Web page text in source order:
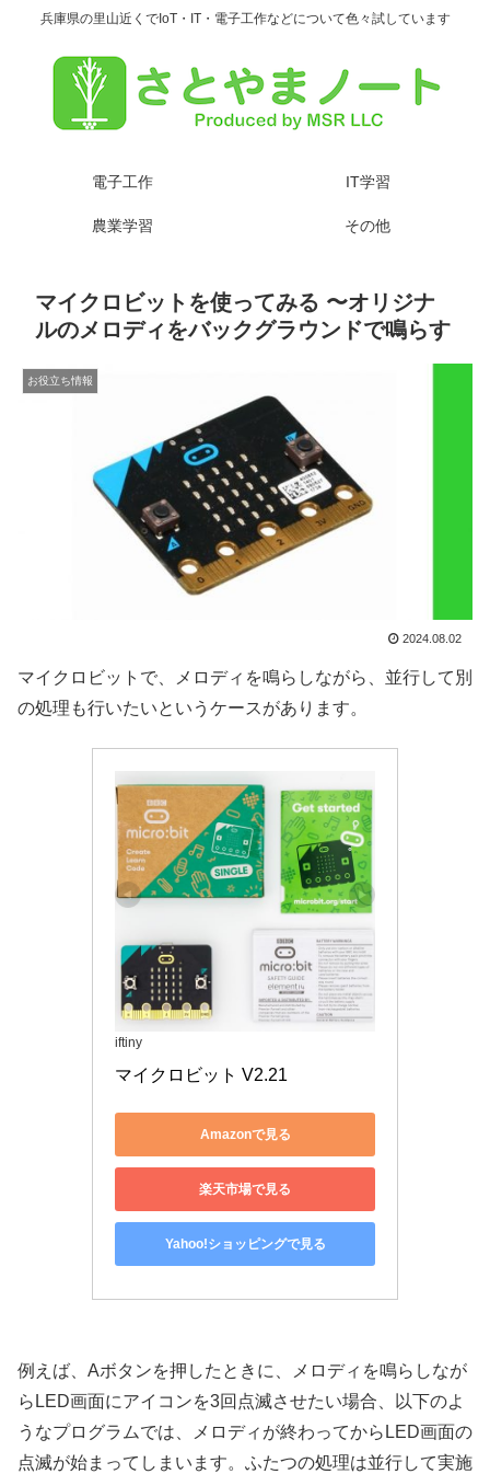
兵庫県の里山近くでIoT・IT・電子工作などについて色々試しています
電子工作 IT学習
農業学習 その他
マイクロビットを使ってみる 〜オリジナ
ルのメロディをバックグラウンドで鳴らす
お役立ち情報
2024.08.02
マイクロビットで、メロディを鳴らしながら、並行して別
の処理も行いたいというケースがあります。
iftiny
マイクロビット V2.21
Amazonで見る
楽天市場で見る
Yahoo!ショッピングで見る
例えば、Aボタンを押したときに、メロディを鳴らしなが
らLED画面にアイコンを3回点滅させたい場合、以下のよ
うなプログラムでは、メロディが終わってからLED画面の
点滅が始まってしまいます。ふたつの処理は並行して実施